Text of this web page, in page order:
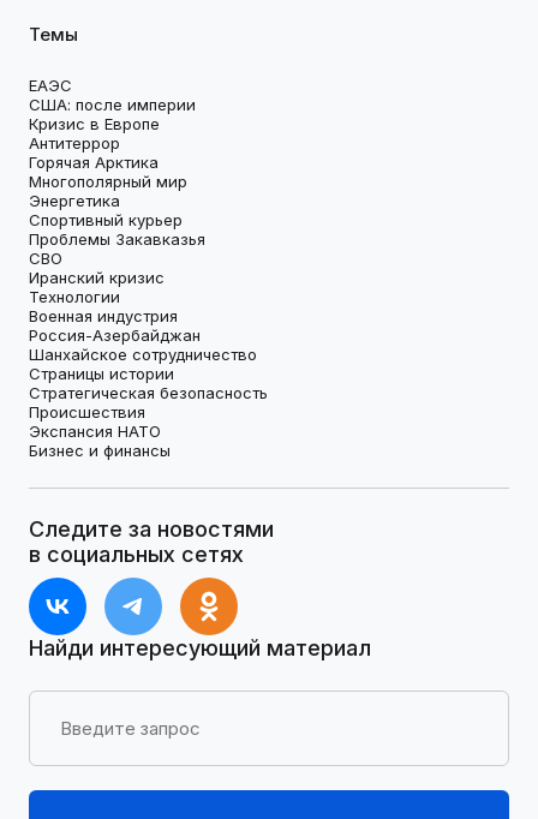
Темы
ЕАЭС
США: после империи
Кризис в Европе
Антитеррор
Горячая Арктика
Многополярный мир
Энергетика
Спортивный курьер
Проблемы Закавказья
СВО
Иранский кризис
Технологии
Военная индустрия
Россия-Азербайджан
Шанхайское сотрудничество
Страницы истории
Стратегическая безопасность
Происшествия
Экспансия НАТО
Бизнес и финансы
Следите за новостями
в социальных сетях
Найди интересующий материал